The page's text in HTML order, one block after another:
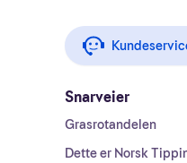
Snarveier
Grasrotandelen
Dette er Norsk